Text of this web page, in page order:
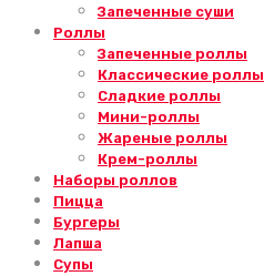
Запеченные суши
Роллы
Запеченные роллы
Классические роллы
Сладкие роллы
Мини-роллы
Жареные роллы
Крем-роллы
Наборы роллов
Пицца
Бургеры
Лапша
Супы